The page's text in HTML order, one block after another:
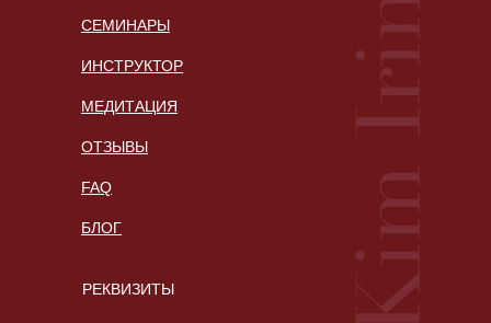
ИНСТРУКТОР
СЕМИНАРЫ
РЕКВИЗИТЫ
ОТЗЫВЫ
МЕДИТАЦИЯ
FAQ
БЛОГ